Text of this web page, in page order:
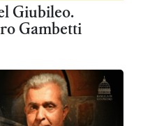
Giubileo.
Gambetti